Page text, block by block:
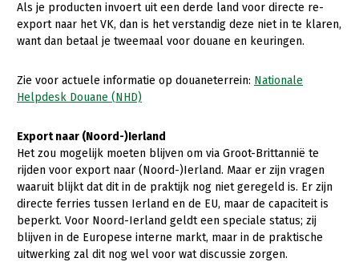
Als je producten invoert uit een derde land voor directe re-
export naar het VK, dan is het verstandig deze niet in te klaren,
want dan betaal je tweemaal voor douane en keuringen.
Zie voor actuele informatie op douaneterrein: Nationale
Helpdesk Douane (NHD)
Export naar (Noord-)Ierland
Het zou mogelijk moeten blijven om via Groot-Brittannië te
rijden voor export naar (Noord-)Ierland. Maar er zijn vragen
waaruit blijkt dat dit in de praktijk nog niet geregeld is. Er zijn
directe ferries tussen Ierland en de EU, maar de capaciteit is
beperkt. Voor Noord-Ierland geldt een speciale status; zij
blijven in de Europese interne markt, maar in de praktische
uitwerking zal dit nog wel voor wat discussie zorgen.